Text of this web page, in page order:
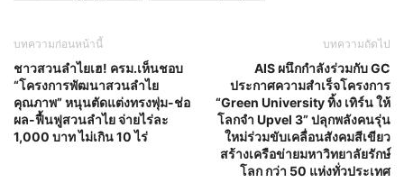
บทความก่อนหน้านี้
ชาวสวนลำไยเฮ! ครม.เห็นชอบ
“โครงการพัฒนาสวนลำไย
คุณภาพ” หนุนตัดแต่งทรงพุ่ม-ช่อ
ผล-ฟื้นฟูสวนลำไย จ่ายไร่ละ
1,000 บาท ไม่เกิน 10 ไร่
บทความถัดไป
AIS ผนึกกำลังร่วมกับ GC
ประกาศความสำเร็จโครงการ
“Green University ทิ้ง เทิร์น ให้
โลกจำ Upvel 3” ปลุกพลังคนรุ่น
ใหม่ร่วมขับเคลื่อนสังคมสีเขียว
สร้างเครือข่ายมหาวิทยาลัยรักษ์
โลก กว่า 50 แห่งทั่วประเทศ